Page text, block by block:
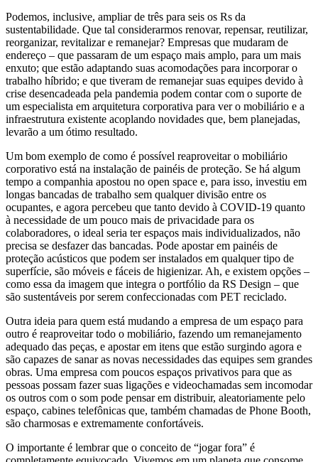
Podemos, inclusive, ampliar de três para seis os Rs da
sustentabilidade. Que tal considerarmos renovar, repensar, reutilizar,
reorganizar, revitalizar e remanejar? Empresas que mudaram de
endereço – que passaram de um espaço mais amplo, para um mais
enxuto; que estão adaptando suas acomodações para incorporar o
trabalho híbrido; e que tiveram de remanejar suas equipes devido à
crise desencadeada pela pandemia podem contar com o suporte de
um especialista em arquitetura corporativa para ver o mobiliário e a
infraestrutura existente acoplando novidades que, bem planejadas,
levarão a um ótimo resultado.
Um bom exemplo de como é possível reaproveitar o mobiliário
corporativo está na instalação de painéis de proteção. Se há algum
tempo a companhia apostou no open space e, para isso, investiu em
longas bancadas de trabalho sem qualquer divisão entre os
ocupantes, e agora percebeu que tanto devido à COVID-19 quanto
à necessidade de um pouco mais de privacidade para os
colaboradores, o ideal seria ter espaços mais individualizados, não
precisa se desfazer das bancadas. Pode apostar em painéis de
proteção acústicos que podem ser instalados em qualquer tipo de
superfície, são móveis e fáceis de higienizar. Ah, e existem opções –
como essa da imagem que integra o portfólio da RS Design – que
são sustentáveis por serem confeccionadas com PET reciclado.
Outra ideia para quem está mudando a empresa de um espaço para
outro é reaproveitar todo o mobiliário, fazendo um remanejamento
adequado das peças, e apostar em itens que estão surgindo agora e
são capazes de sanar as novas necessidades das equipes sem grandes
obras. Uma empresa com poucos espaços privativos para que as
pessoas possam fazer suas ligações e videochamadas sem incomodar
os outros com o som pode pensar em distribuir, aleatoriamente pelo
espaço, cabines telefônicas que, também chamadas de Phone Booth,
são charmosas e extremamente confortáveis.
O importante é lembrar que o conceito de “jogar fora” é